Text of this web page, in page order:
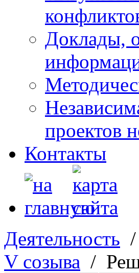
Доклады,
проектов
Контакты
Деятельность /
V созыва /